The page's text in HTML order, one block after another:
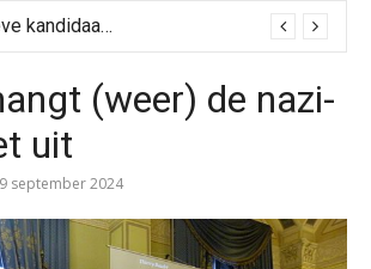
Progressieve kandidaat El-Sayed senaatskandidaat Michigan
(weer) de nazi-
uit
9 september 2024